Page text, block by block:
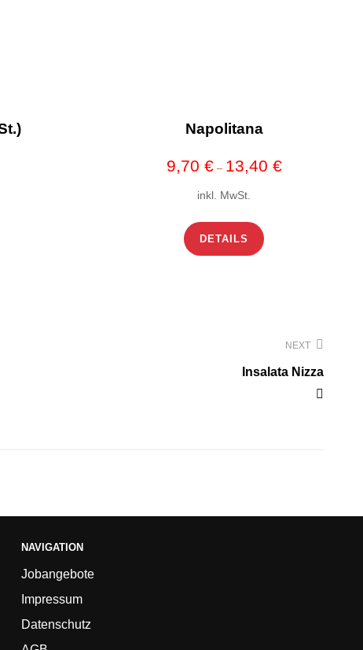
Napolitana
9,70 €– 13,40 €
inkl. MwSt.
DETAILS
NEXT
Insalata Nizza
NAVIGATION
Jobangebote
Impressum
Datenschutz